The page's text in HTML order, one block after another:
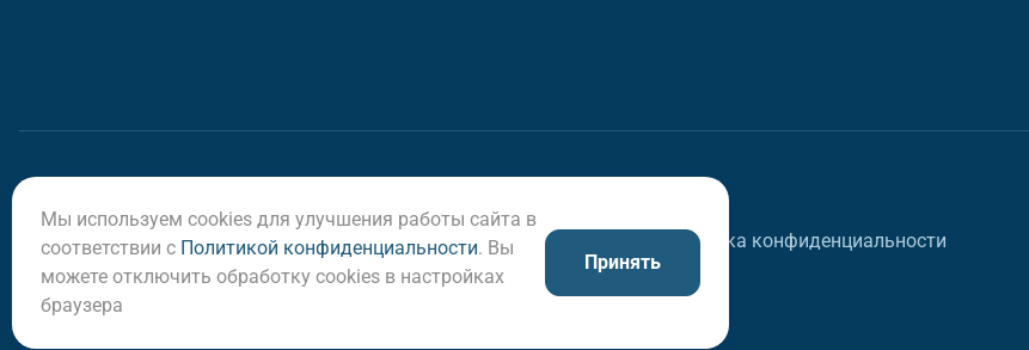
© ООО «Регион-Сервис», 2026 Политика конфиденциальности
Мы используем cookies для улучшения работы сайта в
соответствии с Политикой конфиденциальности. Вы
можете отключить обработку cookies в настройках
браузера
Принять